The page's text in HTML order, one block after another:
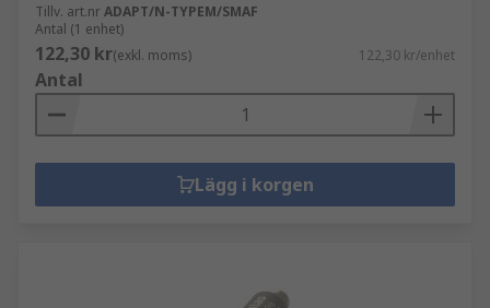
Tillv. art.nrADAPT/N-TYPEM/SMAF
Antal (1 enhet)
122,30 kr(exkl. moms) 122,30 kr/enhet
Antal
Lägg i korgen